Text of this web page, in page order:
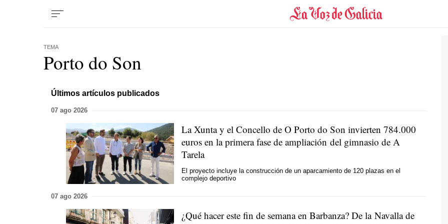
TEMA
Porto do Son
Últimos artículos publicados
07 ago 2026
La Xunta y el Concello de O Porto do Son invierten 784.000
euros en la primera fase de ampliación del gimnasio de A
Tarela
El proyecto incluye la construcción de un aparcamiento de 120 plazas en el
complejo deportivo
07 ago 2026
¿Qué hacer este fin de semana en Barbanza? De la Navalla de